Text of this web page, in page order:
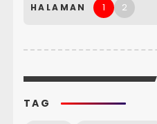
HALAMAN 1 2
TAG